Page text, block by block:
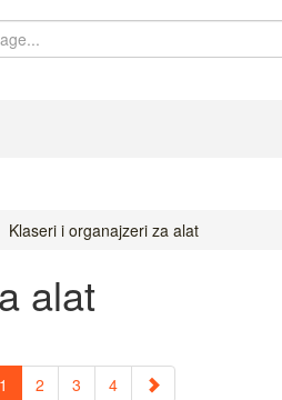
Klaseri i organajzeri za alat
alat
2 3 4